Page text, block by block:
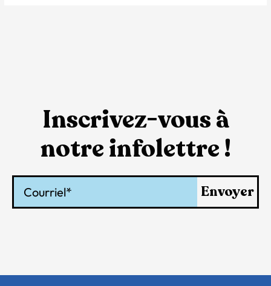
Inscrivez-vous à
notre infolettre !
Envoyer